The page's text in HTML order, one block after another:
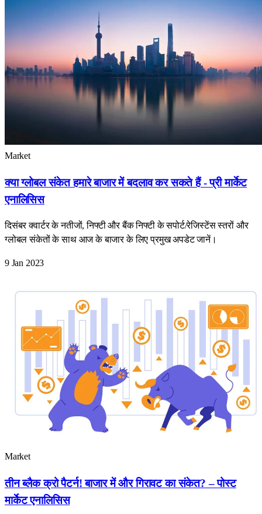
Market
क्या ग्लोबल संकेत हमारे बाजार में बदलाव कर सकते हैं - प्री मार्केट
एनालिसिस
दिसंबर क्वार्टर के नतीजों, निफ्टी और बैंक निफ्टी के सपोर्ट/रेजिस्टेंस स्तरों और
ग्लोबल संकेतों के साथ आज के बाजार के लिए प्रमुख अपडेट जानें।
9 Jan 2023
Market
तीन ब्लैक क्रो पैटर्न! बाजार में और गिरावट का संकेत? – पोस्ट
मार्केट एनालिसिस